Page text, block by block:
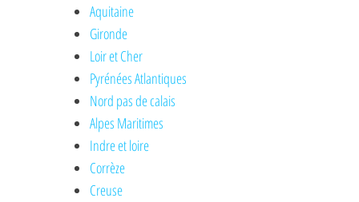
Aquitaine
Gironde
Loir et Cher
Pyrénées Atlantiques
Nord pas de calais
Alpes Maritimes
Indre et loire
Corrèze
Creuse